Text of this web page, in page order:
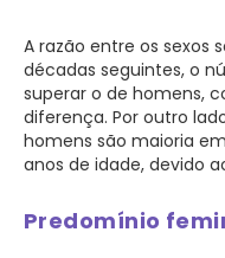
A razão entre os sexos
décadas seguintes, o
superar o de homens,
diferença. Por outro
homens são maioria
anos de idade, devido
Predomínio